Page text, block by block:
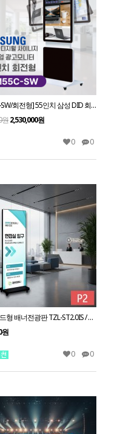
[QM55C-SW/회전형] 55인치 삼성 DID 회전형 광고용모니터/ 삼성디지털사이니지 LED패널 키오스크
원2,530,000원
0 0
LED 스탠드형 배너전광판 TZL-ST2.0IS / 2.0mm 전화문의1599-0479
원
0 0